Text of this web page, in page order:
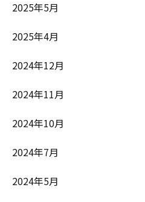
2025年5月
2025年4月
2024年12月
2024年11月
2024年10月
2024年7月
2024年5月